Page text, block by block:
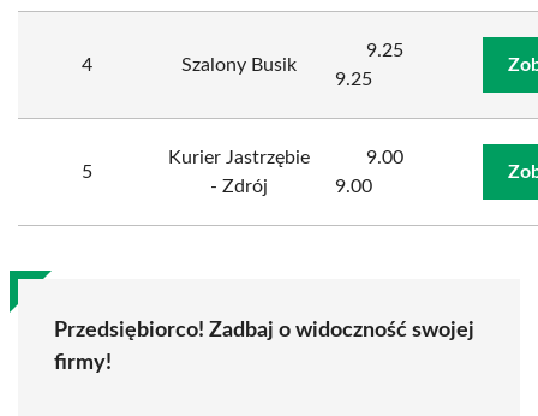
4 Szalony Busik
9.25
9.25
5
Kurier Jastrzębie
- Zdrój
9.00
9.00
Przedsiębiorco! Zadbaj o widoczność swojej
firmy!